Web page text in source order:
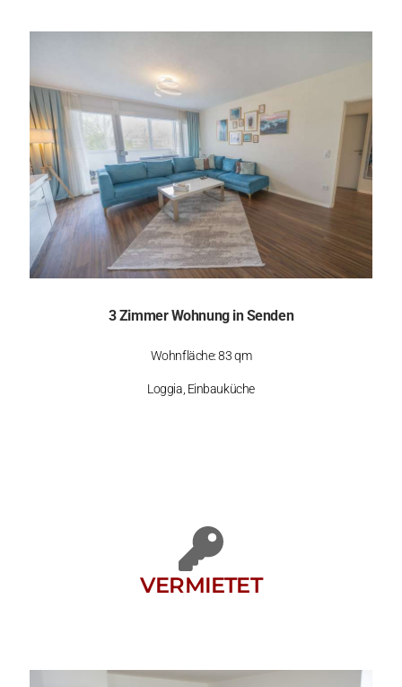
3 Zimmer Wohnung in Senden
Wohnfläche: 83 qm
Loggia, Einbauküche
VERMIETET